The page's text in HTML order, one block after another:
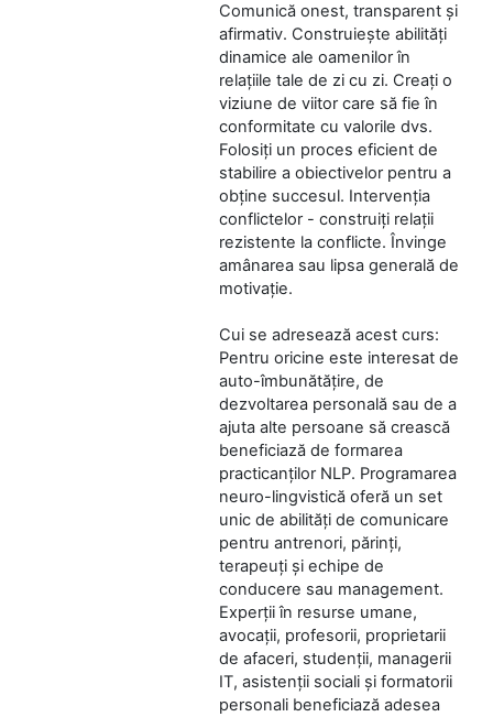
Comunică onest, transparent și
afirmativ. Construiește abilități
dinamice ale oamenilor în
relațiile tale de zi cu zi. Creați o
viziune de viitor care să fie în
conformitate cu valorile dvs.
Folosiți un proces eficient de
stabilire a obiectivelor pentru a
obține succesul. Intervenția
conflictelor - construiți relații
rezistente la conflicte. Învinge
amânarea sau lipsa generală de
motivație.
Cui se adresează acest curs:
Pentru oricine este interesat de
auto-îmbunătățire, de
dezvoltarea personală sau de a
ajuta alte persoane să crească
beneficiază de formarea
practicanților NLP. Programarea
neuro-lingvistică oferă un set
unic de abilități de comunicare
pentru antrenori, părinți,
terapeuți și echipe de
conducere sau management.
Experții în resurse umane,
avocații, profesorii, proprietarii
de afaceri, studenții, managerii
IT, asistenții sociali și formatorii
personali beneficiază adesea